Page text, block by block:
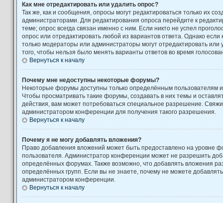
Как мне отредактировать или удалить опрос?
Так же, как и сообщения, опросы могут редактироваться только их
администраторами. Для редактирования опроса перейдите к
теме; опрос всегда связан именно с ним. Если никто не успел
опрос или отредактировать любой из вариантов ответа. Однако если
только модераторы или администраторы могут отредактировать или
того, чтобы нельзя было менять варианты ответов во время
Вернуться к началу
Почему мне недоступны некоторые форумы?
Некоторые форумы доступны только определённым пользователям
Чтобы просматривать такие форумы, создавать в них темы и
действия, вам может потребоваться специальное разрешение.
администратором конференции для получения такого разрешения.
Вернуться к началу
Почему я не могу добавлять вложения?
Право добавления вложений может быть предоставлено на уровне
пользователя. Администратор конференции может не разрешить
определённых форумах. Также возможно, что добавлять вложения
определённых групп. Если вы не знаете, почему не можете
администратором конференции.
Вернуться к началу